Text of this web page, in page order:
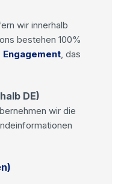
wir innerhalb
bestehen 100%
, das
DE)
wir die